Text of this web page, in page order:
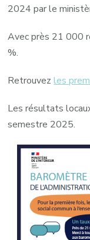
2024 par le
Avec près 21 000
%.
Retrouvezles
Les résultats
semestre 2025.